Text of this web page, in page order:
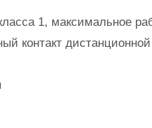
1, максимальное
контакт